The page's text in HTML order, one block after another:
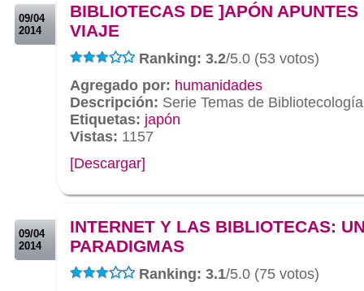
09/04
2014
BIBLIOTECAS DE ]APÓN APUNTES
VIAJE
Ranking: 3.2/5.0 (53 votos)
Agregado por: humanidades
Descripción: Serie Temas de
Etiquetas: japón
Vistas: 1157
[Descargar]
09/04
2014
INTERNET Y LAS BIBLIOTECAS:
PARADIGMAS
Ranking: 3.1/5.0 (75 votos)